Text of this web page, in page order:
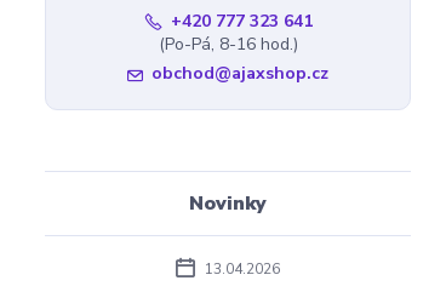
+420 777 323 641
(Po-Pá, 8-16 hod.)
obchod@ajaxshop.cz
Novinky
13.04.2026